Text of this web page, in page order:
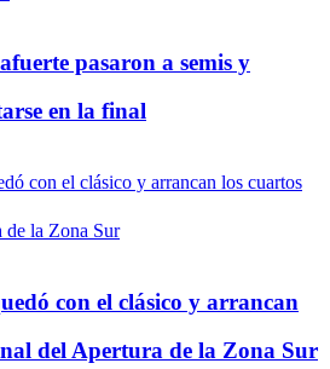
pasaron a semis y
en la final
con el clásico y arrancan
del Apertura de la Zona Sur